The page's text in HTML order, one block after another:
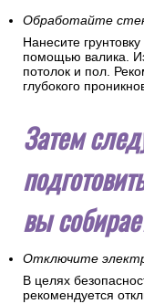
Обработайте
Нанесите
помощью валика.
потолок и пол.
глубокого
Затем
вы
Отключите
В целях
рекомендуется